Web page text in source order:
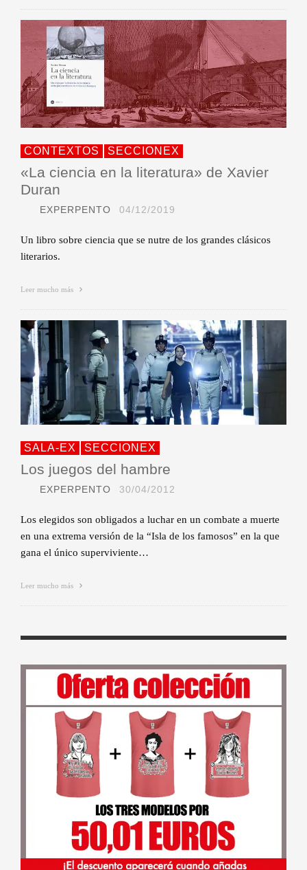
CONTEXTOS SECCIONEX
«La ciencia en la literatura» de Xavier
Duran
EXPERPENTO 04/12/2019
Un libro sobre ciencia que se nutre de los grandes clásicos
literarios.
Leer mucho más
SALA-EX SECCIONEX
Los juegos del hambre
EXPERPENTO 30/04/2012
Los elegidos son obligados a luchar en un combate a muerte
en una extrema versión de la “Isla de los famosos” en la que
gana el único superviviente…
Leer mucho más